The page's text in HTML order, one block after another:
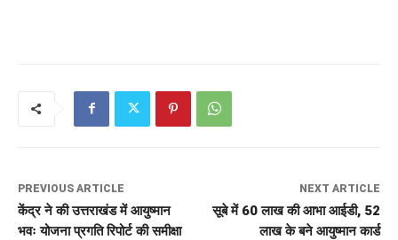
PREVIOUS ARTICLE
केंद्र ने की उत्तराखंड में आयुष्मान
भवः योजना प्रगति रिपोर्ट की समीक्षा
NEXT ARTICLE
सूबे में 60 लाख की आभा आईडी, 52
लाख के बने आयुष्मान कार्ड